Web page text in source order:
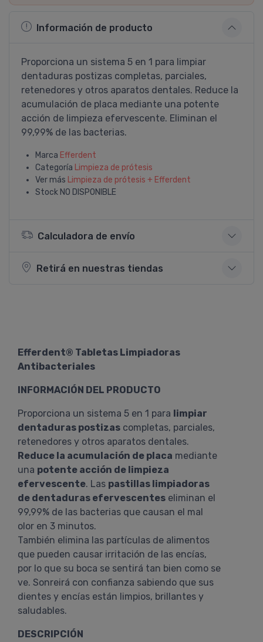
Información de producto
Proporciona un sistema 5 en 1 para limpiar
dentaduras postizas completas, parciales,
retenedores y otros aparatos dentales. Reduce la
acumulación de placa mediante una potente
acción de limpieza efervescente. Eliminan el
99,99% de las bacterias.
Marca Efferdent
Categoría Limpieza de prótesis
Ver más Limpieza de prótesis + Efferdent
Stock NO DISPONIBLE
Calculadora de envío
Retirá en nuestras tiendas
Efferdent® Tabletas Limpiadoras
Antibacteriales
INFORMACIÓN DEL PRODUCTO
Proporciona un sistema 5 en 1 para limpiar
dentaduras postizas completas, parciales,
retenedores y otros aparatos dentales.
Reduce la acumulación de placa mediante
una potente acción de limpieza
efervescente. Las pastillas limpiadoras
de dentaduras efervescentes eliminan el
99,99% de las bacterias que causan el mal
olor en 3 minutos.
También elimina las partículas de alimentos
que pueden causar irritación de las encías,
por lo que su boca se sentirá tan bien como se
ve. Sonreirá con confianza sabiendo que sus
dientes y encías están limpios, brillantes y
saludables.
DESCRIPCIÓN